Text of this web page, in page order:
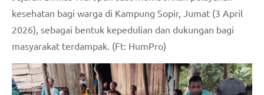
kesehatan bagi warga di Kampung Sopir, Jumat (3 April
2026), sebagai bentuk kepedulian dan dukungan bagi
masyarakat terdampak. (Ft: HumPro)